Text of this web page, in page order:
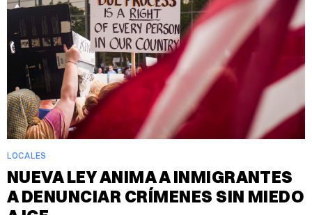
LOCALES
NUEVA LEY ANIMA A INMIGRANTES
A DENUNCIAR CRÍMENES SIN MIEDO